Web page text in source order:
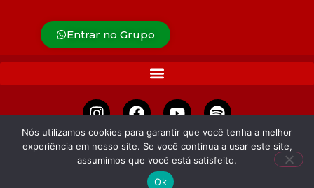
Entrar no Grupo
APOIE
Nós utilizamos cookies para garantir que você tenha a melhor
experiência em nosso site. Se você continua a usar este site,
assumimos que você está satisfeito.
Ok